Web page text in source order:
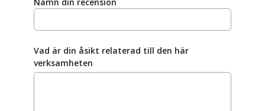
Vad är din åsikt relaterad till den här
verksamheten